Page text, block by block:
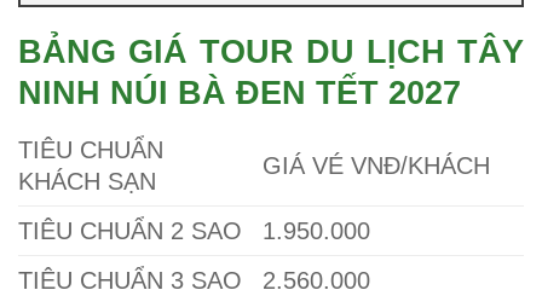
BẢNG GIÁ TOUR DU LỊCH TÂY
NINH NÚI BÀ ĐEN TẾT 2027
TIÊU CHUẨN
KHÁCH SẠN
GIÁ VÉ VNĐ/KHÁCH
TIÊU CHUẨN 2 SAO
1.950.000
TIÊU CHUẨN 3 SAO
2.560.000